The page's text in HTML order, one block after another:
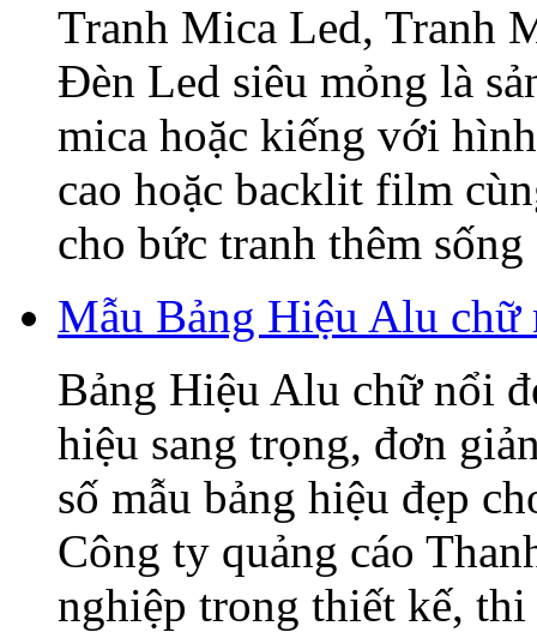
Tranh Mica Led, Tranh
Đèn Led siêu mỏng là
mica hoặc kiếng với
cao hoặc backlit film
cho bức tranh thêm
Mẫu Bảng Hiệu Alu chữ
Bảng Hiệu Alu chữ nổi
hiệu sang trọng, đơn
số mẫu bảng hiệu đẹp
Công ty quảng cáo
nghiệp trong thiết kế, thi